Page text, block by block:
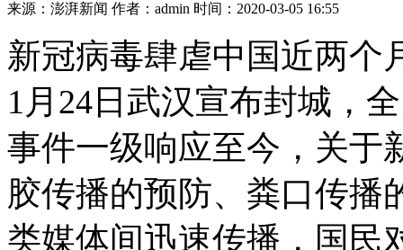
来源：澎湃新闻 作者：admin 时间：2020-03-05 16:55
新冠病毒肆虐中国近两个
1月24日武汉宣布封城，
事件一级响应至今，关于
胶传播的预防、粪口传播
类媒体间迅速传播，国民